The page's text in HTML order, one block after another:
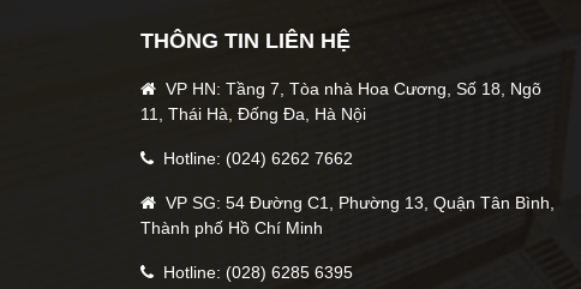
THÔNG TIN LIÊN HỆ
VP HN: Tầng 7, Tòa nhà Hoa Cương, Số 18, Ngõ
11, Thái Hà, Đống Đa, Hà Nội
Hotline: (024) 6262 7662
VP SG: 54 Đường C1, Phường 13, Quận Tân Bình,
Thành phố Hồ Chí Minh
Hotline: (028) 6285 6395